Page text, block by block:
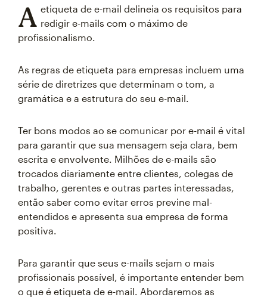
A etiqueta de e-mail delineia os requisitos para
redigir e-mails com o máximo de
profissionalismo.
As regras de etiqueta para empresas incluem uma
série de diretrizes que determinam o tom, a
gramática e a estrutura do seu e-mail.
Ter bons modos ao se comunicar por e-mail é vital
para garantir que sua mensagem seja clara, bem
escrita e envolvente. Milhões de e-mails são
trocados diariamente entre clientes, colegas de
trabalho, gerentes e outras partes interessadas,
então saber como evitar erros previne mal-
entendidos e apresenta sua empresa de forma
positiva.
Para garantir que seus e-mails sejam o mais
profissionais possível, é importante entender bem
o que é etiqueta de e-mail. Abordaremos as